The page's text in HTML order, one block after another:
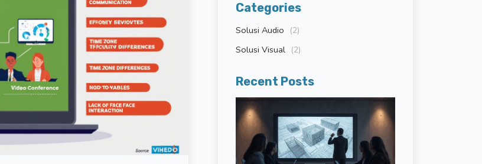
Categories
Solusi Audio (2)
Solusi Visual (2)
Recent Posts